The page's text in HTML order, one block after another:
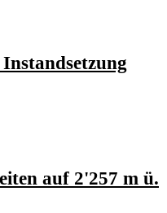
auf 2'257 m ü.